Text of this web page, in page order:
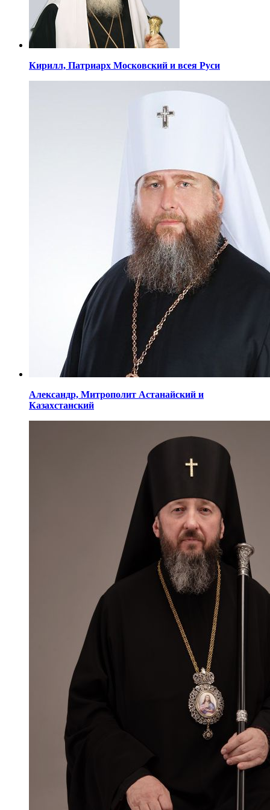
Кирилл, Патриарх Московский и всея Руси
Александр, Митрополит Астанайский и
Казахстанский